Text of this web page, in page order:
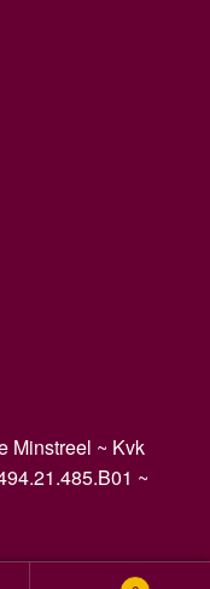
Minstreel ~ Kvk
~